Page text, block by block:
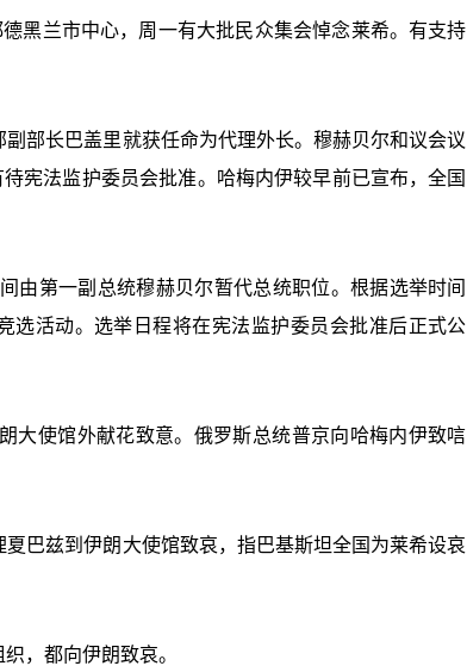
黑兰市中心，周一有大批民众集会悼念莱希。有支持
部长巴盖里就获任命为代理外长。穆赫贝尔和议会议
宪法监护委员会批准。哈梅内伊较早前已宣布，全国
由第一副总统穆赫贝尔暂代总统职位。根据选举时间
选活动。选举日程将在宪法监护委员会批准后正式公
大使馆外献花致意。俄罗斯总统普京向哈梅内伊致唁
巴兹到伊朗大使馆致哀，指巴基斯坦全国为莱希设哀
，都向伊朗致哀。